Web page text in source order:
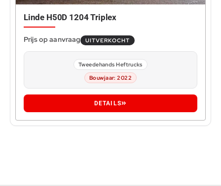
Linde H50D 1204 Triplex
UITVERKOCHT
Tweedehands Heftrucks
Bouwjaar: 2022
DETAILS